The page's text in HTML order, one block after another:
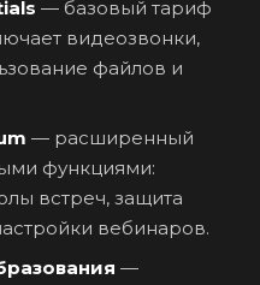
— базовый тариф
видеозвонки,
файлов и
— расширенный
функциями:
встреч, защита
вебинаров.
—